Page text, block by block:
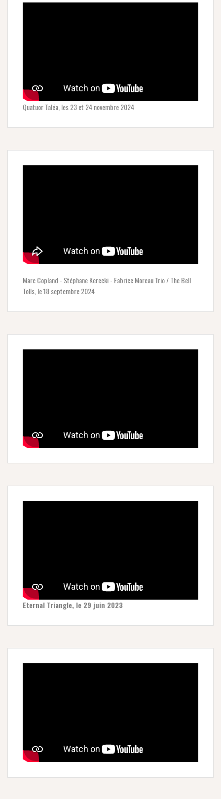
Quatuor Taléa, les 23 et 24 novembre 2024
Marc Copland - Stéphane Kerecki - Fabrice Moreau Trio / The Bell
Tolls, le 18 septembre 2024
Eternal Triangle, le 29 juin 2023